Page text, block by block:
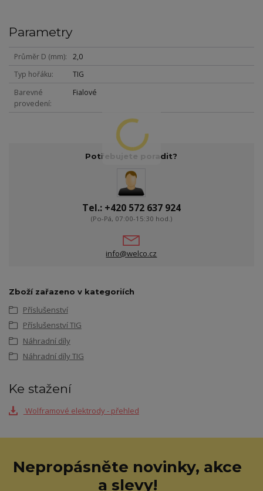
Parametry
Průměr D (mm)
2,0
Typ hořáku
TIG
Barevné
provedení
Fialové
Potřebujete poradit?
Tel.: +420 572 637 924
(Po-Pá, 07:00-15:30 hod.)
info@welco.cz
Zboží zařazeno v kategoriích
Příslušenství
Příslušenství TIG
Náhradní díly
Náhradní díly TIG
Ke stažení
Wolframové elektrody - přehled
Nepropásněte novinky, akce
a slevy!